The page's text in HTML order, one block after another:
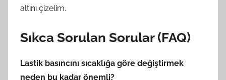
altını çizelim.
Sıkca Sorulan Sorular (FAQ)
Lastik basıncını sıcaklığa göre değiştirmek
neden bu kadar önemli?